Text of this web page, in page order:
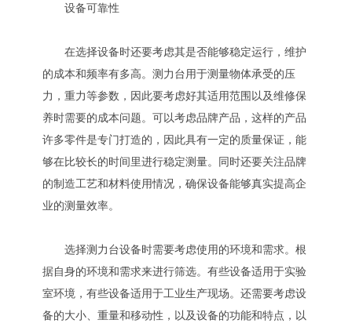
设备可靠性
在选择设备时还要考虑其是否能够稳定运行，维护
的成本和频率有多高。测力台用于测量物体承受的压
力，重力等参数，因此要考虑好其适用范围以及维修保
养时需要的成本问题。可以考虑品牌产品，这样的产品
许多零件是专门打造的，因此具有一定的质量保证，能
够在比较长的时间里进行稳定测量。同时还要关注品牌
的制造工艺和材料使用情况，确保设备能够真实提高企
业的测量效率。
选择测力台设备时需要考虑使用的环境和需求。根
据自身的环境和需求来进行筛选。有些设备适用于实验
室环境，有些设备适用于工业生产现场。还需要考虑设
备的大小、重量和移动性，以及设备的功能和特点，以